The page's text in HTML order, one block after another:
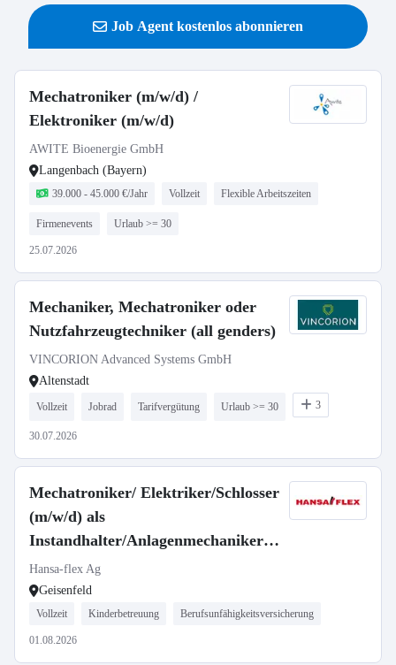
Job Agent kostenlos abonnieren
Mechatroniker (m/w/d) /
Elektroniker (m/w/d)
AWITE Bioenergie GmbH
Langenbach (Bayern)
39.000 - 45.000 €/Jahr Vollzeit Flexible Arbeitszeiten
Firmenevents Urlaub >= 30
25.07.2026
Mechaniker, Mechatroniker oder
Nutzfahrzeugtechniker (all genders)
VINCORION Advanced Systems GmbH
Altenstadt
Vollzeit Jobrad Tarifvergütung Urlaub >= 30 3
30.07.2026
Mechatroniker/ Elektriker/Schlosser
(m/w/d) als
Instandhalter/Anlagenmechaniker
(m/w/d)
Hansa-flex Ag
Geisenfeld
Vollzeit Kinderbetreuung Berufsunfähigkeitsversicherung
01.08.2026